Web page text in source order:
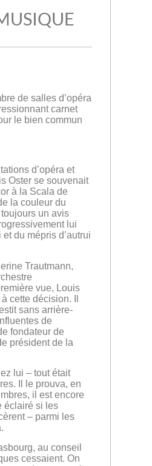
de salles d’opéra
carnet
le bien commun
d’opéra et
Oster se souvenait
à la Scala de
la couleur du
un avis
lui
du mépris d’autrui
Trautmann,
vue, Louis
cette décision. Il
sans arrière-
de
fondateur de
président de la
lui – tout était
Il le prouva, en
il est encore
éclairé si les
– parmi les
au conseil
cessaient. On